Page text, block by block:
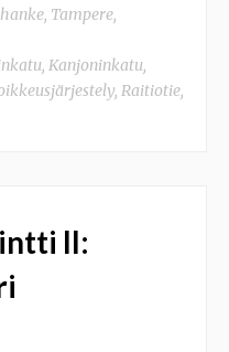
, Tampere,
, Kanjoninkatu,
, Raitiotie,
II: